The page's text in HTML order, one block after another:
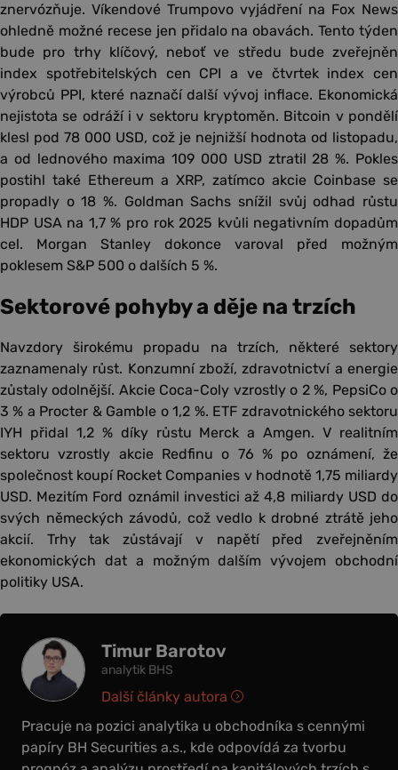
znervózňuje. Víkendové Trumpovo vyjádření na Fox News
ohledně možné recese jen přidalo na obavách. Tento týden
bude pro trhy klíčový, neboť ve středu bude zveřejněn
index spotřebitelských cen CPI a ve čtvrtek index cen
výrobců PPI, které naznačí další vývoj inflace. Ekonomická
nejistota se odráží i v sektoru kryptoměn. Bitcoin v pondělí
klesl pod 78 000 USD, což je nejnižší hodnota od listopadu,
a od lednového maxima 109 000 USD ztratil 28 %. Pokles
postihl také Ethereum a XRP, zatímco akcie Coinbase se
propadly o 18 %. Goldman Sachs snížil svůj odhad růstu
HDP USA na 1,7 % pro rok 2025 kvůli negativním dopadům
cel. Morgan Stanley dokonce varoval před možným
poklesem S&P 500 o dalších 5 %.
Sektorové pohyby a děje na trzích
Navzdory širokému propadu na trzích, některé sektory
zaznamenaly růst. Konzumní zboží, zdravotnictví a energie
zůstaly odolnější. Akcie Coca-Coly vzrostly o 2 %, PepsiCo o
3 % a Procter & Gamble o 1,2 %. ETF zdravotnického sektoru
IYH přidal 1,2 % díky růstu Merck a Amgen. V realitním
sektoru vzrostly akcie Redfinu o 76 % po oznámení, že
společnost koupí Rocket Companies v hodnotě 1,75 miliardy
USD. Mezitím Ford oznámil investici až 4,8 miliardy USD do
svých německých závodů, což vedlo k drobné ztrátě jeho
akcií. Trhy tak zůstávají v napětí před zveřejněním
ekonomických dat a možným dalším vývojem obchodní
politiky USA.
Timur Barotov
analytik BHS
Pracuje na pozici analytika u obchodníka s cennými
papíry BH Securities a.s., kde odpovídá za tvorbu
Další články autora